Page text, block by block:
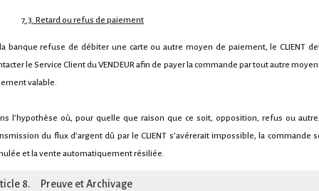
7.3. Retard ou refus de paiement
banque refuse de débiter une carte ou autre moyen de paiement, le CLIENT
le Service Client du VENDEUR afin de payer la commande par tout autre
valable.
l’hypothèse où, pour quelle que raison que ce soit, opposition, refus ou
du flux d’argent dû par le CLIENT s’avérerait impossible, la commande
et la vente automatiquement résiliée.
8. Preuve et Archivage